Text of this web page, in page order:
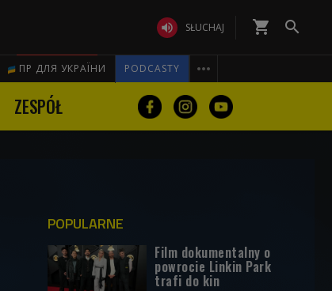
 SŁUCHAJ shopping_cart 
ПР ДЛЯ УКРАЇНИ PODCASTY 
ZESPÓŁ
POPULARNE
Film dokumentalny o
powrocie Linkin Park
trafi do kin